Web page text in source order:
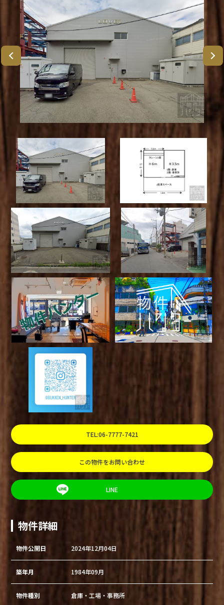
TEL:06-7777-7421
この物件をお問い合わせ
LINE
物件詳細
物件公開日 2024年12月04日
築年月 1984年09月
物件種別 倉庫・工場・事務所